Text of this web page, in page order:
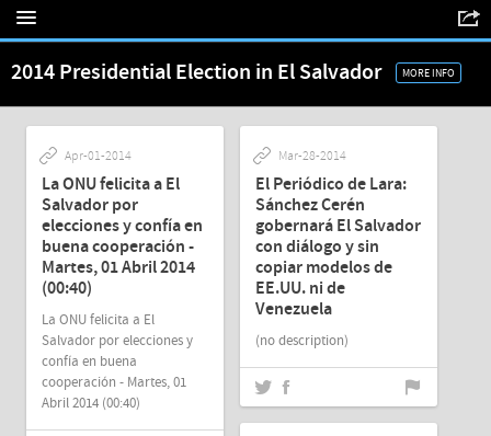
2014 Presidential Election in El Salvador MORE INFO
Apr-01-2014
La ONU felicita a El
Salvador por
elecciones y confía en
buena cooperación -
Martes, 01 Abril 2014
(00:40)
La ONU felicita a El
Salvador por elecciones y
confía en buena
cooperación - Martes, 01
Abril 2014 (00:40)
Mar-28-2014
El Periódico de Lara:
Sánchez Cerén
gobernará El Salvador
con diálogo y sin
copiar modelos de
EE.UU. ni de
Venezuela
(no description)